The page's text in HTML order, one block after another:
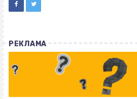
РЕКЛАМА